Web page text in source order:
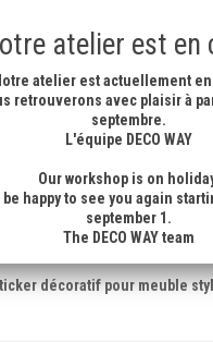
décoratif pour meuble
atelier est en
atelier est actuellement
retrouverons avec plaisir à
septembre.
L'équipe DECO WAY
Our workshop is on
be happy to see you again
september 1.
The DECO WAY team